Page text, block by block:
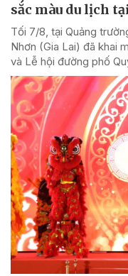
sắc màu du lịch
Tối 7/8, tại Quảng
Nhơn (Gia Lai) đã khai
và Lễ hội đường phố